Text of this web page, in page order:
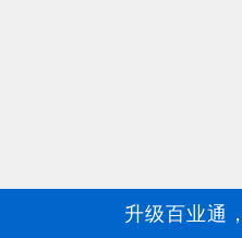
升级百业通